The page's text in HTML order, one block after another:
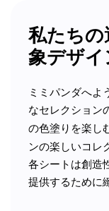
私たち
象デザイ
ミミパンダへよ
なセレクション
の色塗りを楽し
ンの楽しいコレ
各シートは創造
提供するために